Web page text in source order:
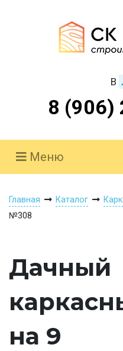
В
8 (906)
Меню
Главная Каталог
№308
Дачный
на 9